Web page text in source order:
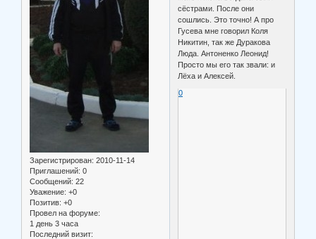
Зарегистрирован: 2010-11-14
Приглашений: 0
Сообщений: 22
Уважение: +0
Позитив: +0
Провел на форуме:
1 день 3 часа
Последний визит:
сёстрами. После они
сошлись. Это точно! А про
Гусева мне говорил Коля
Никитин, так же Дуракова
Люда. Антоненко Леонид!
Просто мы его так звали: и
Лёха и Алексей.
0